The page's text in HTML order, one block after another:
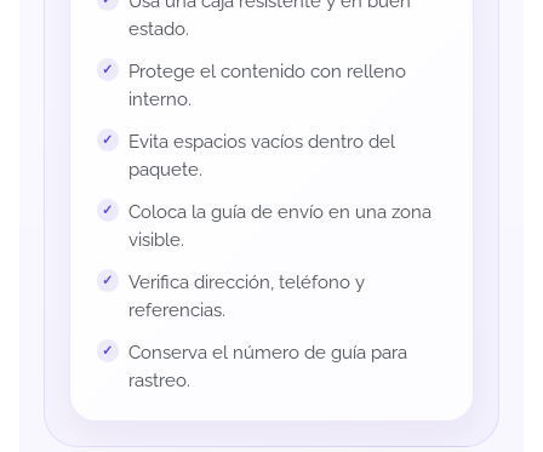
estado.
Protege el contenido con relleno
interno.
Evita espacios vacíos dentro del
paquete.
Coloca la guía de envío en una zona
visible.
Verifica dirección, teléfono y
referencias.
Conserva el número de guía para
rastreo.